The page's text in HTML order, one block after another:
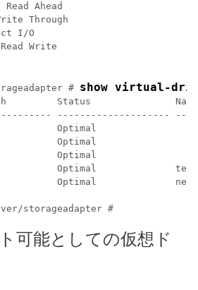
Read Ahead
Through
I/O
Write
# show virtual-
Status
--------------------
Optimal
Optimal
Optimal
Optimal
Optimal
storageadapter #
可能としての仮想ド